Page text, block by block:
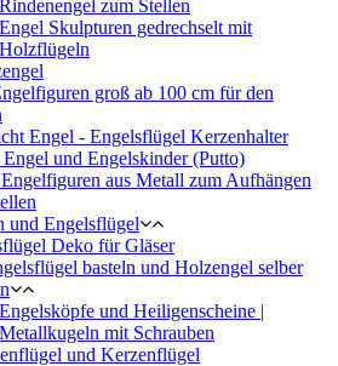
Rindenengel zum Stellen
Engel Skulpturen gedrechselt mit
Holzflügeln
groß ab 100 cm für den
Engel - Engelsflügel Kerzenhalter
Engel und Engelskinder (Putto)
aus Metall zum Aufhängen
und Engelsflügel
Deko für Gläser
basteln und Holzengel selber
Engelsköpfe und Heiligenscheine |
Metallkugeln mit Schrauben
und Kerzenflügel